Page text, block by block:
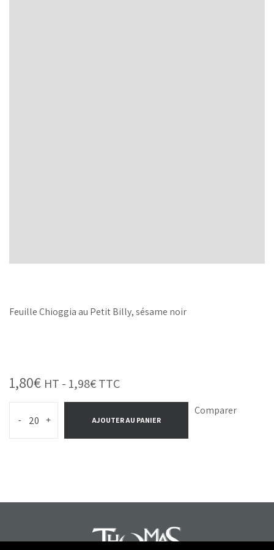
Feuille Chioggia au Petit Billy, sésame noir
1,80€ HT - 1,98€TTC
- + AJOUTER AU PANIER
Comparer